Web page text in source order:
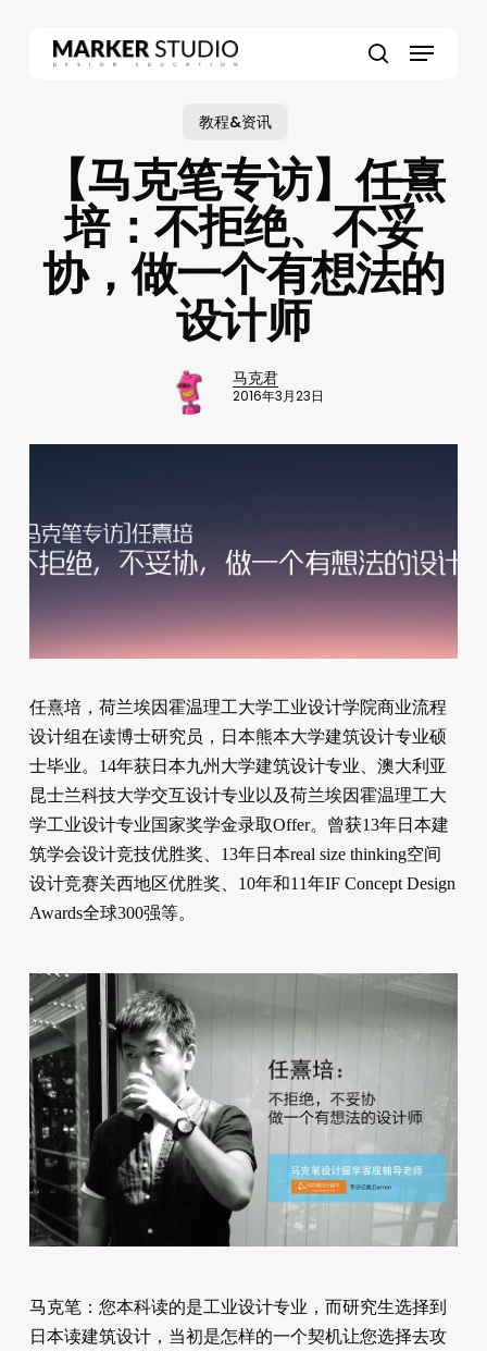
Menu
教程&资讯
【马克笔专访】任熹
培：不拒绝、不妥
协，做一个有想法的
设计师
马克君
2016年3月23日
任熹培，荷兰埃因霍温理工大学工业设计学院商业流程
设计组在读博士研究员，日本熊本大学建筑设计专业硕
士毕业。14年获日本九州大学建筑设计专业、澳大利亚
昆士兰科技大学交互设计专业以及荷兰埃因霍温理工大
学工业设计专业国家奖学金录取Offer。曾获13年日本建
筑学会设计竞技优胜奖、13年日本real size thinking空间
设计竞赛关西地区优胜奖、10年和11年IF Concept Design
Awards全球300强等。
马克笔：您本科读的是工业设计专业，而研究生选择到
日本读建筑设计，当初是怎样的一个契机让您选择去攻